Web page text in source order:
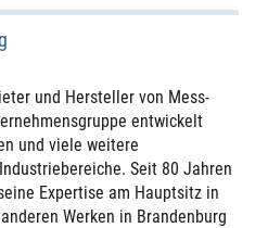
und Hersteller von Mess-
entwickelt
und viele weitere
Seit 80 Jahren
Expertise am Hauptsitz in
Werken in Brandenburg